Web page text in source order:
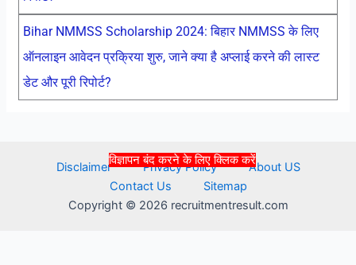
विज्ञापन बंद करने के लिए क्लिक करें
Bihar NMMSS Scholarship 2024: बिहार NMMSS के लिए
ऑनलाइन आवेदन प्रक्रिया शुरु, जाने क्या है अप्लाई करने की लास्ट
डेट और पूरी रिपोर्ट?
Disclaimer Privacy Policy
About US
Contact Us
Sitemap
Copyright © 2026 recruitmentresult.com